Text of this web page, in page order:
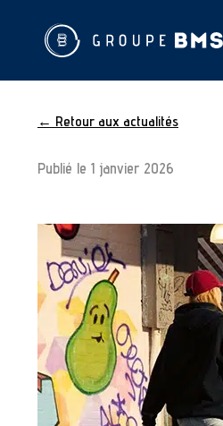
← Retour aux actualités
Publié le 1 janvier 2026